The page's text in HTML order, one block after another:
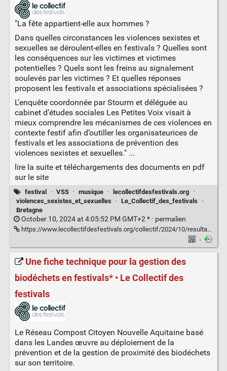
"La fête appartient-elle aux hommes ?
Dans quelles circonstances les violences sexistes et
sexuelles se déroulent-elles en festivals ? Quelles sont
les conséquences sur les victimes et victimes
potentielles ? Quels sont les freins au signalement
soulevés par les victimes ? Et quelles réponses
proposent les festivals et associations spécialisées ?
L’enquête coordonnée par Stourm et déléguée au
cabinet d’études sociales Les Petites Voix visait à
mieux comprendre les mécanismes de ces violences en
contexte festif afin d’outiller les organisateurices de
festivals et les associations de prévention des
violences sexistes et sexuelles." ...
lire la suite et téléchargements des documents en pdf
sur le site
festival · VSS · musique · lecollectifdesfestivals.org
·
violences_sexistes_et_sexuelles
· Le_Collectif_des_festivals
·
Bretagne
October 10, 2024 at 4:05:52 PM GMT+2 * · permalien
https://www.lecollectifdesfestivals.org/collectif/2024/10/resultats-enquete-vss-festivals/
·
Une fiche technique pour la gestion des
biodéchets en festivals* • Le Collectif des
festivals
Le Réseau Compost Citoyen Nouvelle Aquitaine basé
dans les Landes œuvre au déploiement de la
prévention et de la gestion de proximité des biodéchets
sur son territoire.